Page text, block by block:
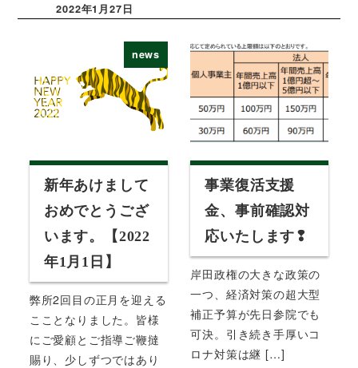
投稿日
2022年1月27日
news
新年あけまして
おめでとうござ
います。【2022
年1月1日】
弊所2回目の正月を迎える
こことなりました。皆様
にご愛顧とご指導ご鞭撻
賜り、少しずつではあり
事業復活支援
金、事前確認対
応いたします❢
岸田政権の大きな政策の
一つ、経済対策の超大型
補正予算が先日参院でも
可決。引き続き手厚いコ
ロナ対策は継 […]